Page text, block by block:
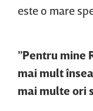
este o mare
”Pentru mine
mai mult
mai multe ori